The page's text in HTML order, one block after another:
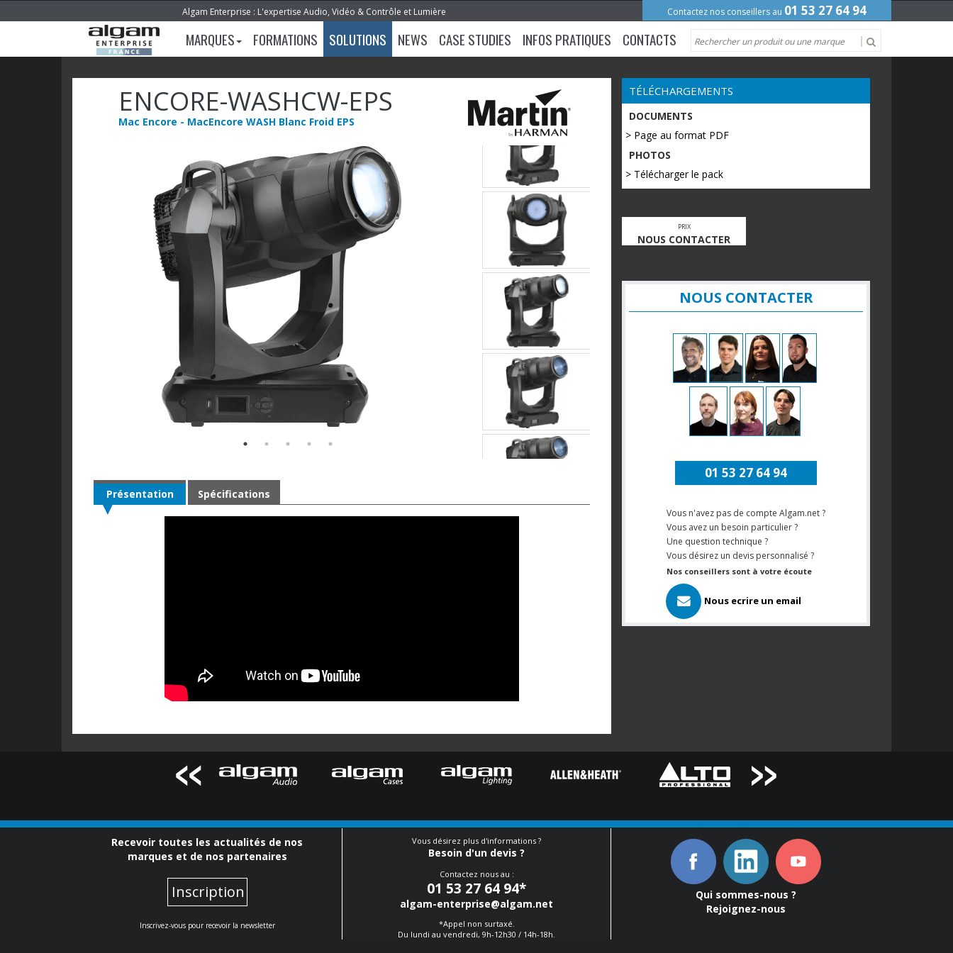
Algam Enterprise : L'expertise Audio, Vidéo & Contrôle et Lumière Contactez nos conseillers au 01 53 27 64 94
MARQUES FORMATIONS SOLUTIONS NEWS CASE STUDIES INFOS PRATIQUES CONTACTS
ENCORE-WASHCW-EPS
Mac Encore - MacEncore WASH Blanc Froid EPS
Présentation Spécifications
TÉLÉCHARGEMENTS
DOCUMENTS
> Page au format PDF
PHOTOS
> Télécharger le pack
PRIX
NOUS CONTACTER
NOUS CONTACTER
01 53 27 64 94
Vous n'avez pas de compte Algam.net ?
Vous avez un besoin particulier ?
Une question technique ?
Vous désirez un devis personnalisé ?
Nos conseillers sont à votre écoute
Nous ecrire un email
Recevoir toutes les actualités de nos
marques et de nos partenaires
Inscription
Inscrivez-vous pour recevoir la newsletter
Vous désirez plus d'informations ?
Besoin d'un devis ?
Contactez nous au :
01 53 27 64 94*
algam-enterprise@algam.net
*Appel non surtaxé.
Du lundi au vendredi, 9h-12h30 / 14h-18h.
Qui sommes-nous ?
Rejoignez-nous